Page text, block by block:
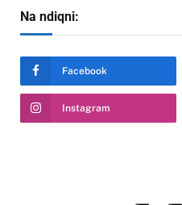
Na ndiqni:
Facebook
Instagram